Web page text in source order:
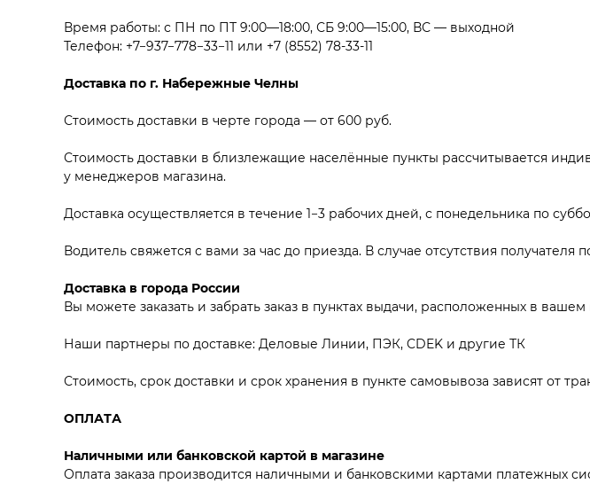
Время работы: с ПН по ПТ 9:00—18:00, СБ 9:00—15:00, ВС — выходной
Телефон: +7−937−778−33−11 или +7 (8552) 78-33-11
Доставка по г. Набережные Челны
Стоимость доставки в черте города — от 600 руб.
Стоимость доставки в близлежащие населённые пункты рассчитывается
у менеджеров магазина.
Доставка осуществляется в течение 1−3 рабочих дней, с понедельника по
Водитель свяжется с вами за час до приезда. В случае отсутствия
Доставка в города России
Вы можете заказать и забрать заказ в пунктах выдачи, расположенных в вашем
Наши партнеры по доставке: Деловые Линии, ПЭК, CDEK и другие ТК
Стоимость, срок доставки и срок хранения в пункте самовывоза зависят от
ОПЛАТА
Наличными или банковской картой в магазине
Оплата заказа производится наличными и банковскими картами платежных